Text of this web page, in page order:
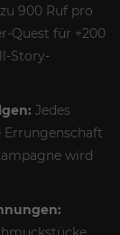
900 Ruf pro
Quest für +200
Story-
Jedes
Errungenschaft
wird